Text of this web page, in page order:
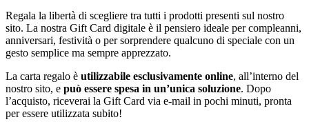
Regala la libertà di scegliere tra tutti i prodotti presenti sul nostro
sito. La nostra Gift Card digitale è il pensiero ideale per compleanni,
anniversari, festività o per sorprendere qualcuno di speciale con un
gesto semplice ma sempre apprezzato.
La carta regalo è utilizzabile esclusivamente online, all’interno del
nostro sito, e può essere spesa in un’unica soluzione. Dopo
l’acquisto, riceverai la Gift Card via e-mail in pochi minuti, pronta
per essere utilizzata subito!